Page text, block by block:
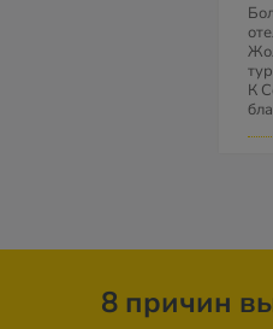
К
8 причин